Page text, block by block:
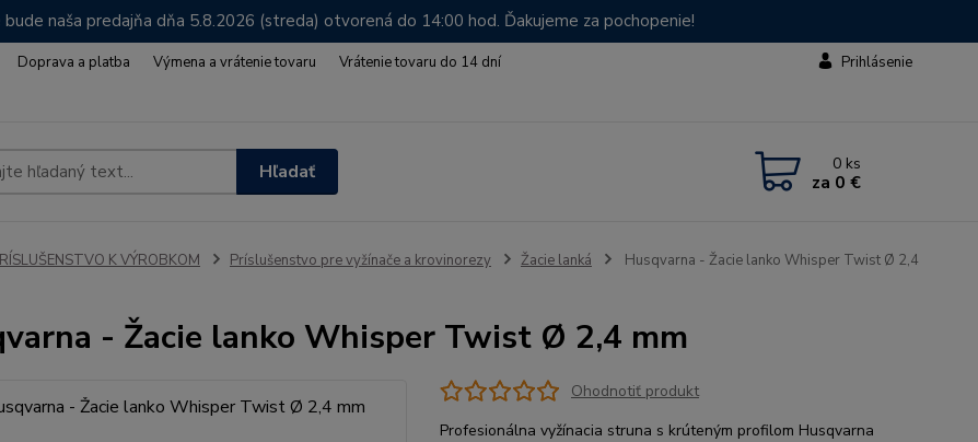
naša predajňa dňa 5.8.2026 (streda) otvorená do 14:00 hod. Ďakujeme za pochopenie!
Doprava a platba Výmena a vrátenie tovaru
Vrátenie tovaru do 14 dní
Prihlásenie
Hľadať 0 ks
za 0 €
K VÝROBKOM Príslušenstvo pre vyžínače a krovinorezy Žacie lanká
Husqvarna - Žacie lanko Whisper Twist Ø 2,4
- Žacie lanko Whisper Twist Ø 2,4 mm
Ohodnotiť produkt
Profesionálna vyžínacia struna s krúteným profilom Husqvarna